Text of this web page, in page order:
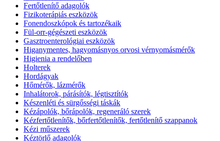
Fertőtlenítő adagolók
Fizikoterápiás eszközök
Fonendoszkópok és tartozékaik
Fül-orr-gégészeti eszközök
Gasztroenterológiai eszközök
Higanymentes, hagyomásnyos orvosi vérnyomásmérők
Higienia a rendelőben
Holterek
Hordágyak
Hőmérők, lázmérők
Inhalátorok, párásítók, légtisztítók
Készenléti és sürgősségi táskák
Kézápolók, bőrápolók, regeneráló szerek
Kézfertőtlenítők, bőrfertőtlenítők, fertőtlenítő szappanok
Kézi műszerek
Kéztörlő adagolók